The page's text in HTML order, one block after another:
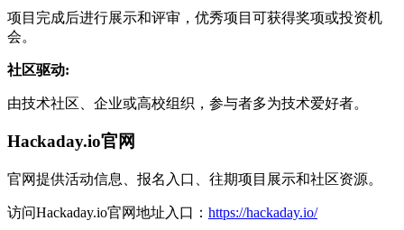
项目完成后进行展示和评审，优秀项目可获得奖项或投资机
会。
社区驱动:
由技术社区、企业或高校组织，参与者多为技术爱好者。
Hackaday.io官网
官网提供活动信息、报名入口、往期项目展示和社区资源。
访问Hackaday.io官网地址入口： https://hackaday.io/